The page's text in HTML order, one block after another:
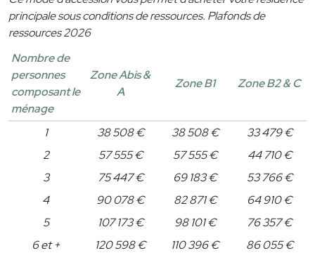
principale sous conditions de ressources. Plafonds de
ressources 2026
Nombre de
personnes
composant le
ménage
Zone Abis &
A
Zone B1 Zone B2 & C
1 38 508 € 38 508 €
33 479 €
2
57 555 € 57 555 €
44 710 €
3
75 447 € 69 183 €
53 766 €
4
90 078 € 82 871 €
64 910 €
5
107 173 € 98 101 €
76 357 €
6 et +
120 598 € 110 396 €
86 055 €